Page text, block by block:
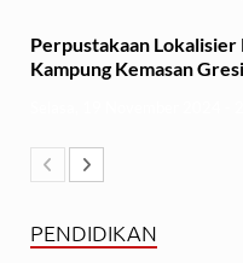
Perpustakaan Lokalisier
Kampung Kemasan
PENDIDIKAN